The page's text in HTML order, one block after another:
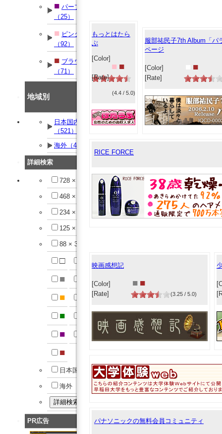
■ パープル
（25）
■ ピンク
（92）
■ ブラウン
（71）
地域別
日本国内
（521）
海外（42）
詳細検索
728 × 90
468 × 60
234 × 60
125 × 125
88 × 31
□
■
■
■
■
■
日本国内
海外
PR広告
もっとはたら
ぶ
[Color]
■ ■
[Rate]
(4.4 / 5.0)
服部祐民子7th Album「パ
ページ
[Color] ■
[Rate]
RICE FORCE
映画感想記
[Color] ■ ■
[Rate] (3.25 / 5.0)
パナソニックの無料会員コミュニティ